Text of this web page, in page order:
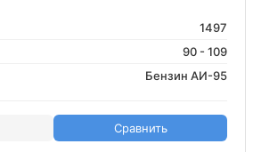
1497
90 - 109
Бензин АИ-95
Сравнить